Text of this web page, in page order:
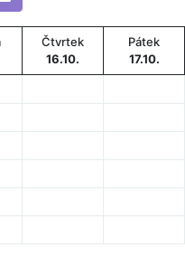
Čtvrtek
16.10.
Pátek
17.10.